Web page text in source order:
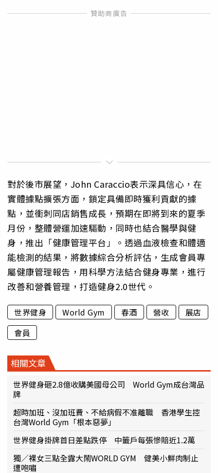
對於後市展望，John Caraccio表示深具信心，在
實體據點擴張方面，鎖定具備即時獲利貢獻的據
點，並衝刺同店銷售成長，預期在即將到來的夏季
月份，整體營運加速驅動，同時也結合醫學與健
身，推出「健康管理平台」。透過血液檢查和體適
能檢測的結果，將數據綜合分析評估，生成會員專
屬健康管理報告，用科學方法結合健身專業，進行
改善和營養管理，打造健身2.0世代。
世界健身 World Gym 春酒 營收
展店
會員
相關文章
世界健身砸2.8億收購美國母公司 World Gym成台灣品
牌
超時加班、沒加班費、不給病假不准離職 香港學生控
台灣World Gym「根本惡夢」
世界健身掛牌首日差點跌停 中籤戶每張慘賠近1.2萬
獨／裸女三點全露大鬧WORLD GYM 健美小鮮肉制止
遭咆嘯